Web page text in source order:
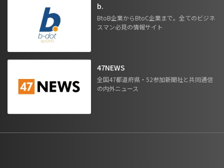
b.
BtoB企業からBtoC企業まで。全てのビジネ
スマン必見の情報サイト
47NEWS
全国47都道府県・52参加新聞社と共同通信
の内外ニュース